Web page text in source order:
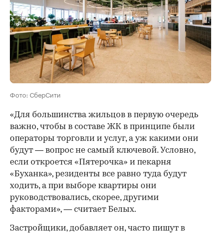
Фото: СберСити
«Для большинства жильцов в первую очередь
важно, чтобы в составе ЖК в принципе были
операторы торговли и услуг, а уж какими они
будут — вопрос не самый ключевой. Условно,
если откроется «Пятерочка» и пекарня
«Буханка», резиденты все равно туда будут
ходить, а при выборе квартиры они
руководствовались, скорее, другими
факторами», — считает Белых.
Застройщики, добавляет он, часто пишут в